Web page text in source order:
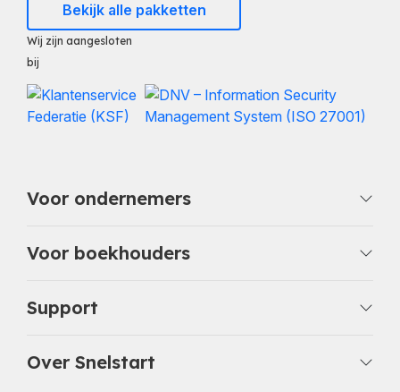
Bekijk alle pakketten
Wij zijn aangesloten
bij
Voor ondernemers
Voor boekhouders
Support
Over Snelstart